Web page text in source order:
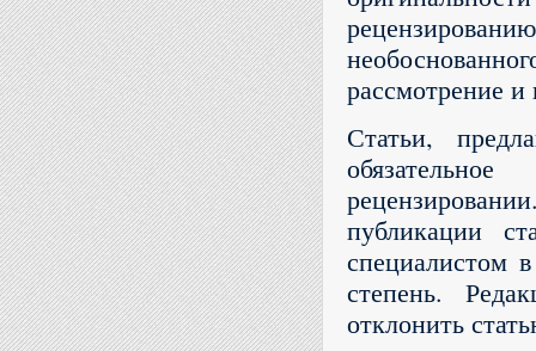
рассмотрение и
Статьи,
публикации
специалистом
степень.
отклонить